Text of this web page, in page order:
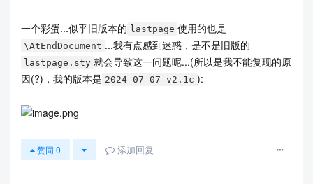
一个彩蛋...似乎旧版本的 lastpage 使用的也是
\AtEndDocument ...我有点感到迷惑，是不是旧版的
lastpage.sty 就会导致这一问题呢...(所以是我不能复现的原
因(?)，我的版本是 2024-07-07 v2.1c ):
赞同 0 添加回复